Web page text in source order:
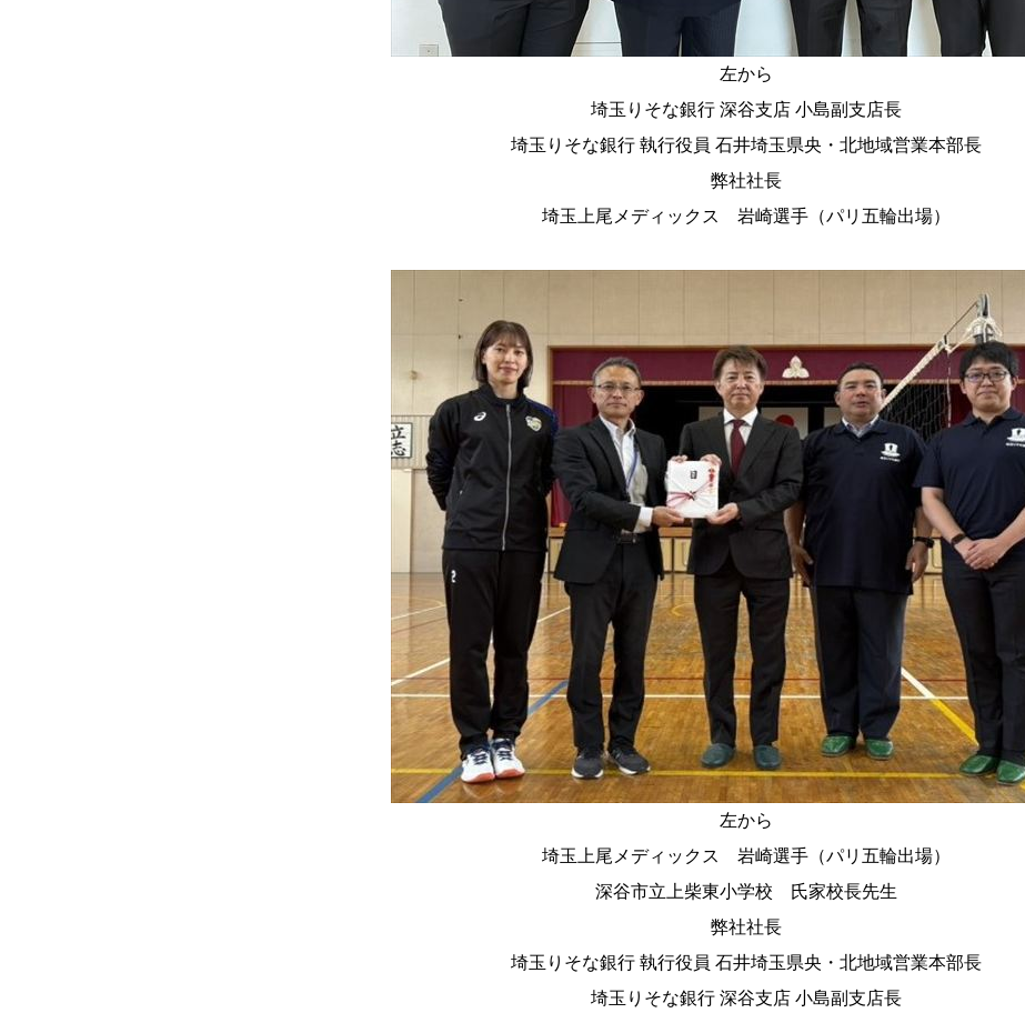
左から
埼玉りそな銀行 深谷支店 小島副支店長
埼玉りそな銀行 執行役員 石井埼玉県央・北地域営業本部長
弊社社長
埼玉上尾メディックス 岩崎選手（パリ五輪出場）
左から
埼玉上尾メディックス 岩崎選手（パリ五輪出場）
深谷市立上柴東小学校 氏家校長先生
弊社社長
埼玉りそな銀行 執行役員 石井埼玉県央・北地域営業本部長
埼玉りそな銀行 深谷支店 小島副支店長